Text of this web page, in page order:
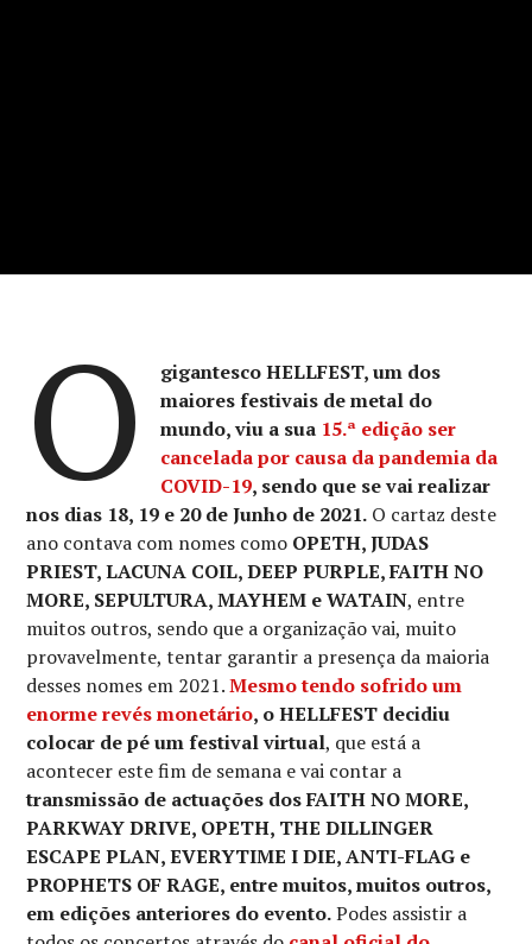
O
gigantesco HELLFEST, um dos
maiores festivais de metal do
mundo, viu a sua 15.ª edição ser
cancelada por causa da pandemia da
COVID-19, sendo que se vai realizar
nos dias 18, 19 e 20 de Junho de 2021. O cartaz deste
ano contava com nomes como OPETH, JUDAS
PRIEST, LACUNA COIL, DEEP PURPLE, FAITH NO
MORE, SEPULTURA, MAYHEM e WATAIN, entre
muitos outros, sendo que a organização vai, muito
provavelmente, tentar garantir a presença da maioria
desses nomes em 2021.Mesmo tendo sofrido um
enorme revés monetário, o HELLFEST decidiu
colocar de pé um festival virtual, que está a
acontecer este fim de semana e vai contar a
transmissão de actuações dos FAITH NO MORE,
PARKWAY DRIVE, OPETH, THE DILLINGER
ESCAPE PLAN, EVERYTIME I DIE, ANTI-FLAG e
PROPHETS OF RAGE, entre muitos, muitos outros,
em edições anteriores do evento.Podes assistir a